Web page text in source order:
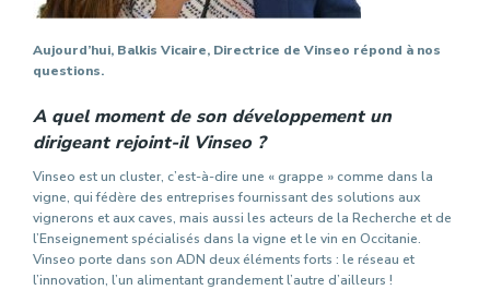
Aujourd’hui, Balkis Vicaire, Directrice de Vinseo répond à nos
questions.
A quel moment de son développement un
dirigeant rejoint-il Vinseo ?
Vinseo est un cluster, c’est-à-dire une « grappe » comme dans la
vigne, qui fédère des entreprises fournissant des solutions aux
vignerons et aux caves, mais aussi les acteurs de la Recherche et de
l’Enseignement spécialisés dans la vigne et le vin en Occitanie.
Vinseo porte dans son ADN deux éléments forts : le réseau et
l’innovation, l’un alimentant grandement l’autre d’ailleurs !